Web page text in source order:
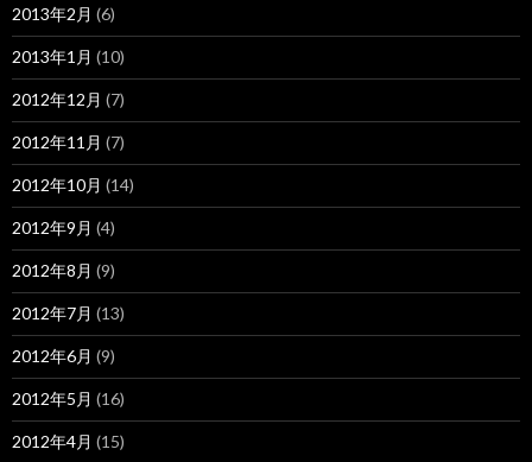
2013年2月 (6)
2013年1月 (10)
2012年12月 (7)
2012年11月 (7)
2012年10月 (14)
2012年9月 (4)
2012年8月 (9)
2012年7月 (13)
2012年6月 (9)
2012年5月 (16)
2012年4月 (15)